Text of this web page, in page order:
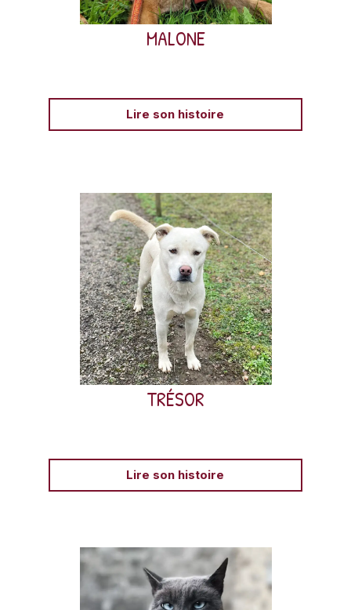
MALONE
Lire son histoire
TRÉSOR
Trésor, croisé Husky-Labrador, a été abandonné, puis
adopté, puis reconfié au refuge suite à de graves
problèmes de santé.
Lire son histoire